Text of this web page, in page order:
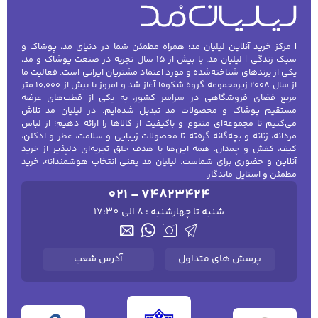
| مرکز خرید آنلاین لیلیان مد؛ همراه مطمئن شما در دنیای مد، پوشاک و
سبک زندگی | لیلیان مد، با بیش از ۱۵ سال تجربه در صنعت پوشاک و مد،
یکی از برندهای شناخته‌شده و مورد اعتماد مشتریان ایرانی است. فعالیت ما
از سال ۲۰۰۸ زیرمجموعه گروه شکوفا آغاز شد و امروز با بیش از ۱۰٬۰۰۰ متر
مربع فضای فروشگاهی در سراسر کشور، به یکی از قطب‌های عرضه
مستقیم پوشاک و محصولات مد تبدیل شده‌ایم. در لیلیان مد تلاش
می‌کنیم تا مجموعه‌ای متنوع و باکیفیت از کالاها را ارائه دهیم؛ از لباس
مردانه، زنانه و بچه‌گانه گرفته تا محصولات زیبایی و سلامت، عطر و ادکلن،
کیف، کفش و چمدان. همه این‌ها با هدف خلق تجربه‌ای دلپذیر از خرید
آنلاین و حضوری برای شماست. لیلیان مد یعنی انتخاب هوشمندانه، خرید
مطمئن و استایل ماندگار.
021 - 74823424
شنبه تا چهارشنبه : 8 الی 17:30
پرسش های متداول آدرس شعب